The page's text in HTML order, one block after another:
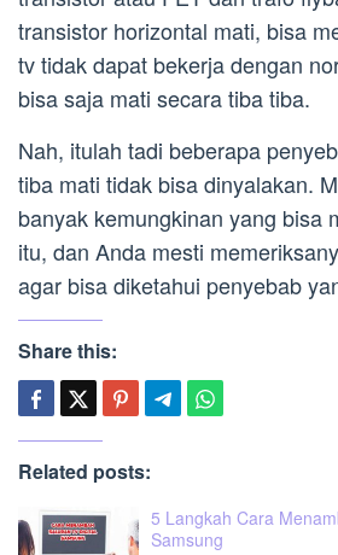
transistor horizontal mati, bisa
tv tidak dapat bekerja dengan
bisa saja mati secara tiba tiba.
Nah, itulah tadi beberapa
tiba mati tidak bisa dinyalakan.
banyak kemungkinan yang bisa
itu, dan Anda mesti
agar bisa diketahui penyebab
Share this:
Related posts:
5 Langkah Cara
Samsung